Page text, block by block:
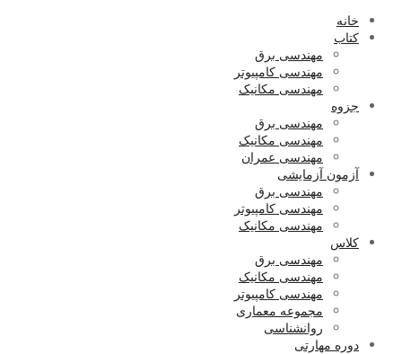
خانه
کتاب
مهندسی برق
مهندسی کامپیوتر
مهندسی مکانیک
جزوه
مهندسی برق
مهندسی مکانیک
مهندسی عمران
آزمون آزمایشی
مهندسی برق
مهندسی کامپیوتر
مهندسی مکانیک
کلاس
مهندسی برق
مهندسی مکانیک
مهندسی کامپیوتر
مجموعه معماری
روانشناسی
دوره مهارتی